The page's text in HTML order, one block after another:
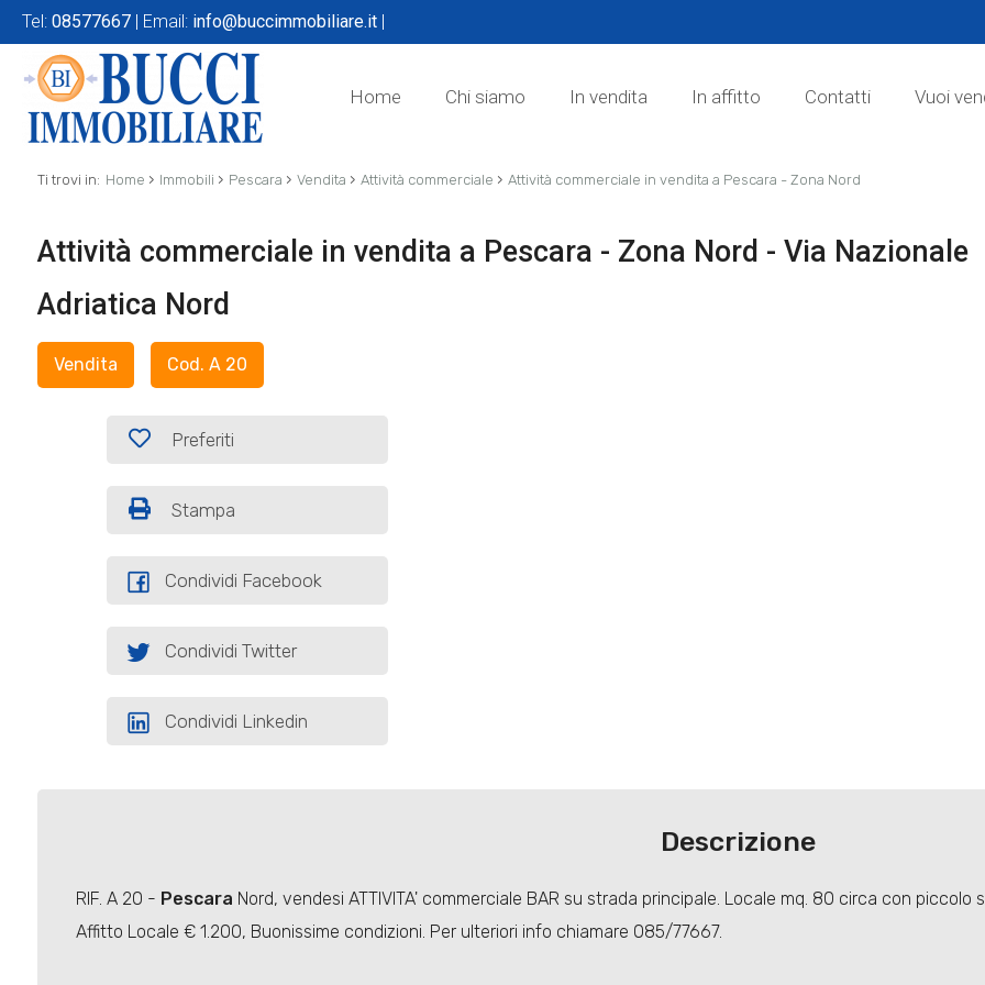
Home Chi siamo In vendita In affitto Contatti Vuoi
Tel: 08577667 | Email: info@buccimmobiliare.it |
Ti trovi in: Home › Immobili › Pescara › Vendita › Attività commerciale › Attività commerciale in vendita a Pescara - Zona Nord
Attività commerciale in vendita a Pescara - Zona Nord - Via Nazionale
Adriatica Nord
Vendita Cod. A 20
Preferiti
Stampa
Condividi Facebook
Condividi Twitter
Condividi Linkedin
Descrizione
RIF. A 20 - Pescara Nord, vendesi ATTIVITA' commerciale BAR su strada principale. Locale mq. 80 circa con piccolo
Affitto Locale € 1.200, Buonissime condizioni. Per ulteriori info chiamare 085/77667.